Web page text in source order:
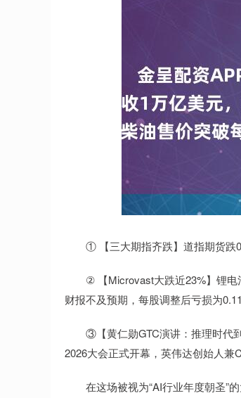
① 【三大期指齐跌】道指期货跌
② 【Microvast大跌近23%】锂电
财报不及预期，每股调整后亏损为0.11
③【黄仁勋GTC演讲：推理时代到
2026大会正式开幕，英伟达创始人兼
在这场被视为“AI行业年度朝圣”的
深证成指 14110.12